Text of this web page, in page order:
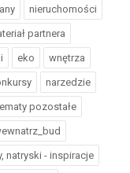
nieruchomości
partnera
eko wnętrza
narzedzie
pozostałe
natryski - inspiracje